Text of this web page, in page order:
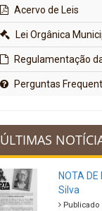
Acervo de Leis
Lei Orgânica
Regulamentação
Perguntas
ÚLTIMAS
NOTA
Silva
Publicado